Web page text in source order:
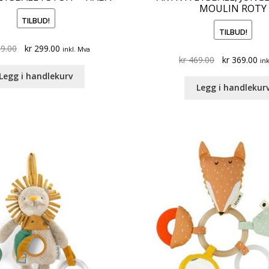
TILBUD!
Original
was:
kr299.00Current
is:
inkl. Mva
Legg i handlekurv
MOULIN ROTY
TILBUD!
kr469.00
Original
was:
kr369.00
is:
Legg i